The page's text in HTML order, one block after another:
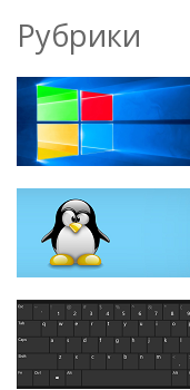
Рубрики